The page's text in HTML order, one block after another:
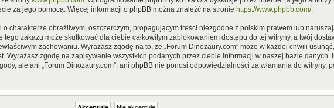
za jego pomocą. Więcej informacji o phpBB można znaleźć na stronie https://www.phpbb.com/.
charakterze obraźliwym, oszczerczym, propagującym treści niezgodne z polskim prawem lub
zakazu może skutkować dla ciebie całkowitym zablokowaniem dostępu do tej witryny, a twój
zachowaniu. Wyrażasz zgodę na to, że „Forum Dinozaury.com” może w każdej chwili
Wyrażasz zgodę na zapisywanie wszystkich podanych przez ciebie informacji w naszej bazie danych.
ale ani „Forum Dinozaury.com”, ani phpBB nie ponosi odpowiedzialności za włamania do witryny,